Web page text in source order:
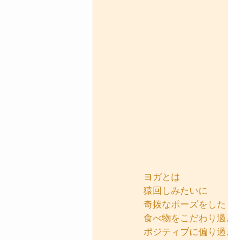
ヨガとは
猿回しみたいに
奇抜なポーズをした
食べ物をこだわり
ポジティブに偏り